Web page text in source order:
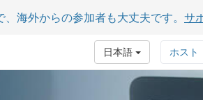
海外からの参加者も大丈夫です。 サ
ホスト
日本語